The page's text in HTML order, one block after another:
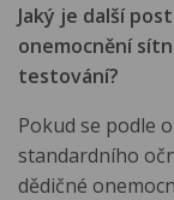
Jaký je další
onemocnění
testování?
Pokud se podle
standardního
dědičné